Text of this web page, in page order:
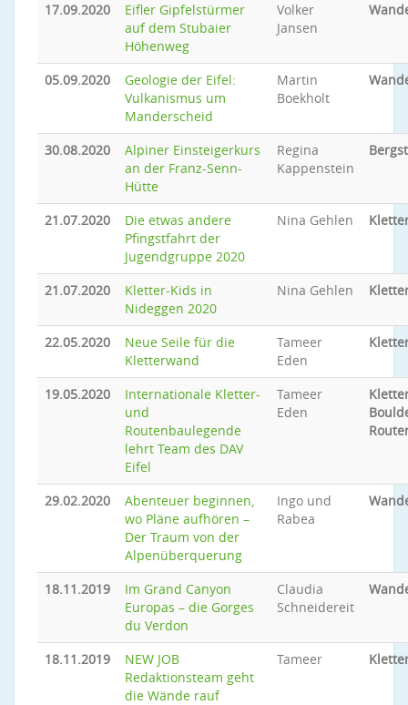
17.09.2020
Eifler Gipfelstürmer
auf dem Stubaier
Höhenweg
Volker
Jansen
05.09.2020
Geologie der Eifel:
Vulkanismus um
Manderscheid
Martin
Boekholt
30.08.2020
Alpiner Einsteigerkurs
an der Franz-Senn-
Hütte
Regina
Kappenstein
21.07.2020
Die etwas andere
Pfingstfahrt der
Jugendgruppe 2020
Nina Gehlen
21.07.2020
Kletter-Kids in
Nideggen 2020
Nina Gehlen
22.05.2020
Neue Seile für die
Kletterwand
Tameer
Eden
19.05.2020
Internationale Kletter-
und
Routenbaulegende
lehrt Team des DAV
Eifel
Tameer
Eden
29.02.2020
Abenteuer beginnen,
wo Pläne aufhören –
Der Traum von der
Alpenüberquerung
Ingo und
Rabea
18.11.2019
Im Grand Canyon
Europas – die Gorges
du Verdon
Claudia
Schneidereit
18.11.2019
NEW JOB
Redaktionsteam geht
die Wände rauf
Tameer